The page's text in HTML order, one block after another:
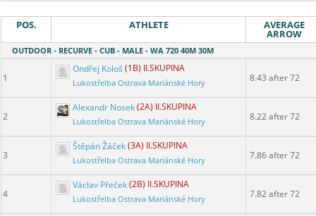
POS. ATHLETE AVERAGE
ARROW
OUTDOOR - RECURVE - CUB - MALE - WA 720 40M 30M
1
Ondřej Kološ (1B) II.SKUPINA
Lukostřelba Ostrava Mariánské Hory 8.43 after 72
2
Alexandr Nosek(2A) II.SKUPINA
Lukostřelba Ostrava Mariánské Hory 8.22 after 72
3
Štěpán Žáček(3A) II.SKUPINA
Lukostřelba Ostrava Mariánské Hory 7.86 after 72
4
Václav Přeček(2B) II.SKUPINA
Lukostřelba Ostrava Mariánské Hory 7.82 after 72